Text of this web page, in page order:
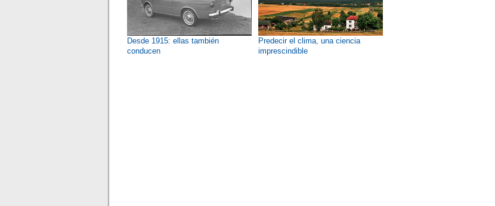
Desde 1915: ellas también
conducen
Predecir el clima, una ciencia
imprescindible